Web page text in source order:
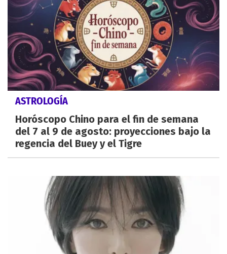
ASTROLOGÍA
Horóscopo Chino para el fin de semana
del 7 al 9 de agosto: proyecciones bajo la
regencia del Buey y el Tigre